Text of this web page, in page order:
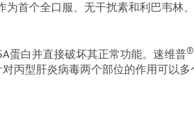
为首个全口服、无干扰素和利巴韦林
蛋白并直接破坏其正常功能。速维普®
丙型肝炎病毒两个部位的作用可以